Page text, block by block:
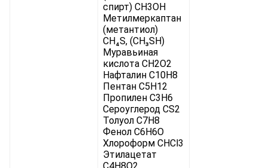
спирт) CH3OH
Метилмеркаптан
(метантиол)
CH₄S, (CH₃SH)
Муравьиная
кислота CH2O2
Нафталин C10H8
Пентан C5H12
Пропилен C3H6
Сероуглерод CS2
Толуол C7H8
Фенол C6H6O
Хлороформ CHCl3
Этилацетат